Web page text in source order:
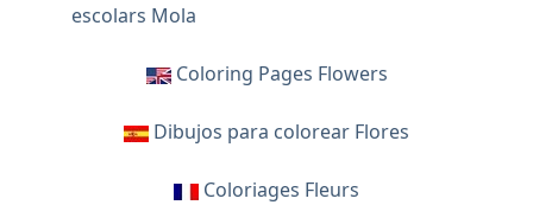
escolars Mola
Coloring Pages Flowers
Dibujos para colorear Flores
Coloriages Fleurs